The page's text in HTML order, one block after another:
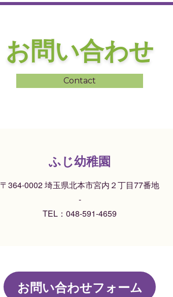
お問い合わせ
Contact
ふじ幼稚園
〒364-0002 埼玉県北本市宮内２丁目77番地
-
TEL： 048-591-4659
お問い合わせフォーム